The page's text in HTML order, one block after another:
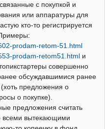
с покупкой и
или аппаратуры для
кто-то регистрируется
prodam-retom-51.html
prodam-retom51.html и
совершенно
обсуждавшимися ранее
предложения о
о покупке).
предложения считать
всеми вытекающими